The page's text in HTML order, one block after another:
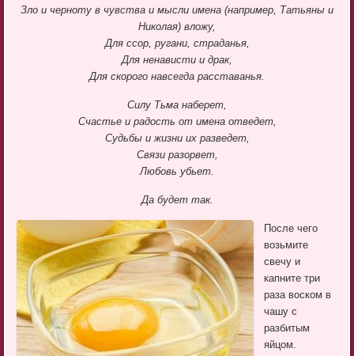
Зло и черноту в чувства и мысли имена (например, Татьяны и
Николая) вложу,
Для ссор, ругани, страданья,
Для ненависти и драк,
Для скорого навсегда расставанья.
Силу Тьма наберет,
Счастье и радость от имена отведет,
Судьбы и жизни их разведет,
Связи разорвет,
Любовь убьет.
Да будет так.
После чего
возьмите
свечу и
капните три
раза воском в
чашу с
разбитым
яйцом.